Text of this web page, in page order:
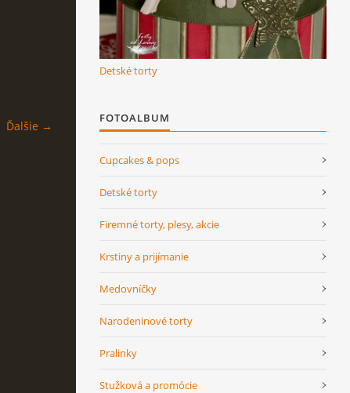
Ďalšie →
Detské torty
FOTOALBUM
Cupcakes & pops
Detské torty
Firemné torty, plesy, akcie
Krstiny a prijímanie
Medovníčky
Narodeninové torty
Pralinky
Stužková a promócie